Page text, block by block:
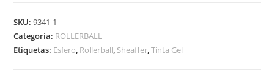
SKU:9341-1
Categoría: ROLLERBALL
Etiquetas: Esfero, Rollerball, Sheaffer,Tinta Gel